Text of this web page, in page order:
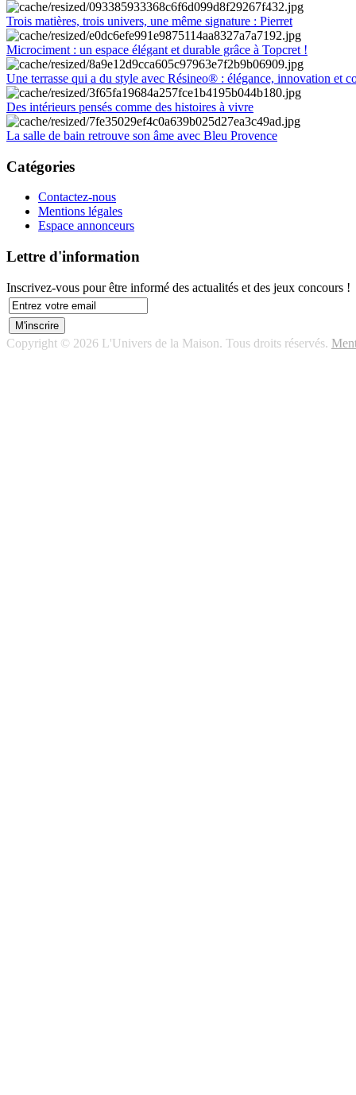
Trois matières, trois univers, une même signature : Pierret
Microciment : un espace élégant et durable grâce à Topcret !
Une terrasse qui a du style avec Résineo® : élégance, innovation et
Des intérieurs pensés comme des histoires à vivre
La salle de bain retrouve son âme avec Bleu Provence
Catégories
Contactez-nous
Mentions légales
Espace annonceurs
Lettre d'information
Inscrivez-vous pour être informé des actualités et des jeux concours !
Copyright © 2026 L'Univers de la Maison. Tous droits réservés.